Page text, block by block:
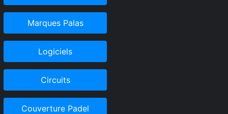
Marques Palas
Logiciels
Circuits
Couverture Padel